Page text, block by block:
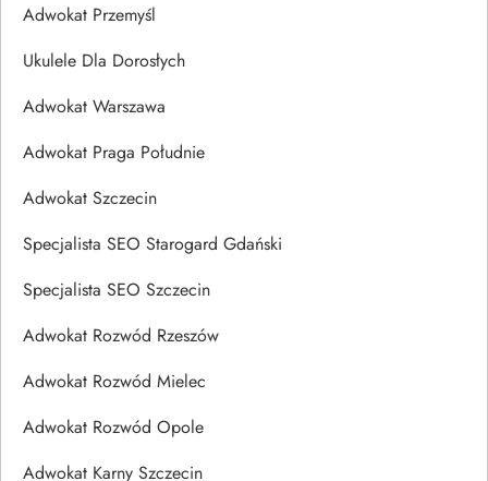
Adwokat Przemyśl
Ukulele Dla Dorosłych
Adwokat Warszawa
Adwokat Praga Południe
Adwokat Szczecin
Specjalista SEO Starogard Gdański
Specjalista SEO Szczecin
Adwokat Rozwód Rzeszów
Adwokat Rozwód Mielec
Adwokat Rozwód Opole
Adwokat Karny Szczecin